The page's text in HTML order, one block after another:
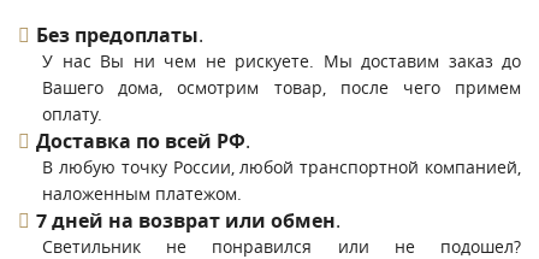
Без предоплаты.
У нас Вы ни чем не рискуете. Мы доставим заказ до
Вашего дома, осмотрим товар, после чего примем
оплату.
Доставка по всей РФ.
В любую точку России, любой транспортной компанией,
наложенным платежом.
7 дней на возврат или обмен.
Светильник не понравился или не подошел?